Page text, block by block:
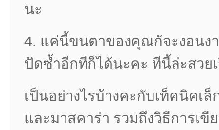
นะ
4. แค่นี้ขนตาของคุณก้จะงอนง
ปัดซ้ำอีกทีก็ได้นะคะ ทีนี้ล่ะสวย
เป็นอย่างไรบ้างคะกับเท็คนิคเ
และมาสคาร่า รวมถึงวิธีการเ